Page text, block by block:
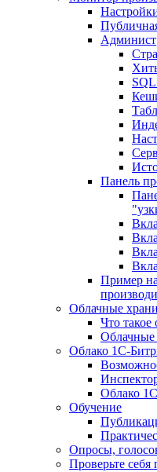
Панель
Пример
Облачные
Что
Облачные
Облако 1С-
Облако
Обучение
Опросы,
Проверьте